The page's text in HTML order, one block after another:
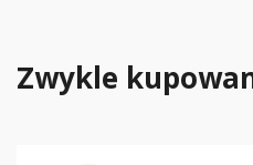
Zwykle